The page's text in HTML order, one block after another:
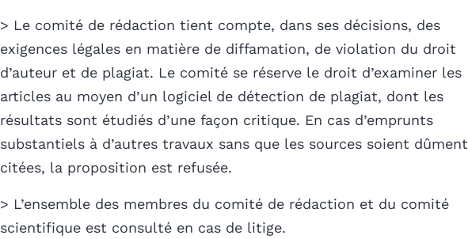
> Le comité de rédaction tient compte, dans ses décisions, des
exigences légales en matière de diffamation, de violation du droit
d’auteur et de plagiat. Le comité se réserve le droit d’examiner les
articles au moyen d’un logiciel de détection de plagiat, dont les
résultats sont étudiés d’une façon critique. En cas d’emprunts
substantiels à d’autres travaux sans que les sources soient dûment
citées, la proposition est refusée.
> L’ensemble des membres du comité de rédaction et du comité
scientifique est consulté en cas de litige.